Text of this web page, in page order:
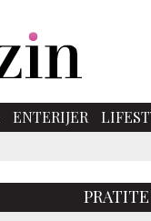
ENTERIJER